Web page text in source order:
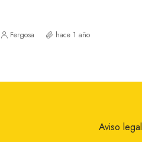
Fergosa hace 1 año
Aviso legal